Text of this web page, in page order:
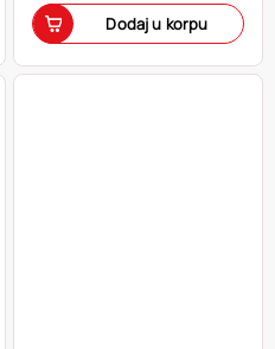
Dodaj u korpu